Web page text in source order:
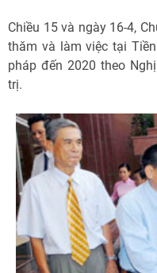
Chiều 15 và ngày 16-4,
thăm và làm việc tại
pháp đến 2020 theo
trị.